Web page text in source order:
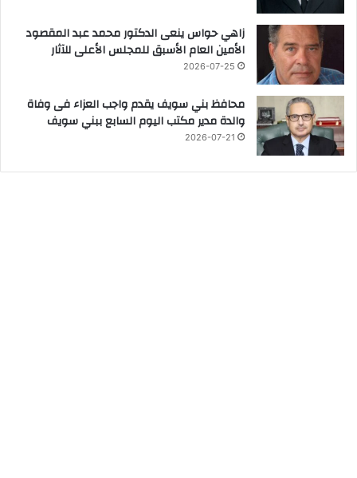
زاهي حواس ينعى الدكتور محمد عبد المقصود
الأمين العام الأسبق للمجلس الأعلى للآثار
2026-07-25
محافظ بني سويف يقدم واجب العزاء فى وفاة
والدة مدير مكتب اليوم السابع ببني سويف
2026-07-21